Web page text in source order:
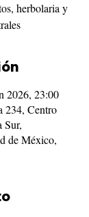
herbolaria y
2026, 23:00
234, Centro
Sur,
de México,